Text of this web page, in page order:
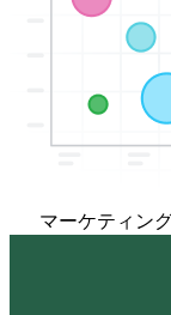
マーケティン